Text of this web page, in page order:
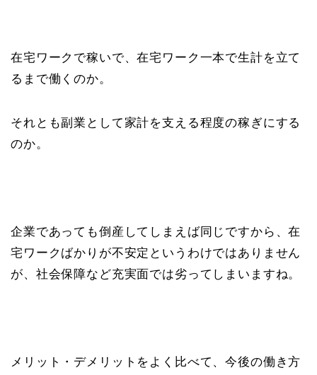
在宅ワークで稼いで、在宅ワーク一本で生計を立て
るまで働くのか。
それとも副業として家計を支える程度の稼ぎにする
のか。
企業であっても倒産してしまえば同じですから、在
宅ワークばかりが不安定というわけではありません
が、社会保障など充実面では劣ってしまいますね。
メリット・デメリットをよく比べて、今後の働き方